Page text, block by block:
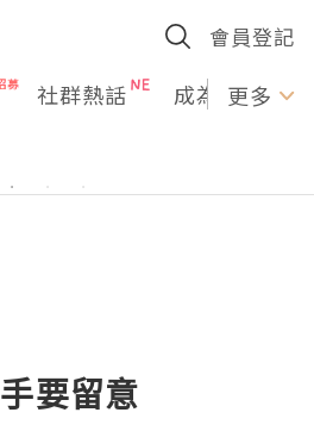
會員登記
社群熱話 成為U更多
要留意